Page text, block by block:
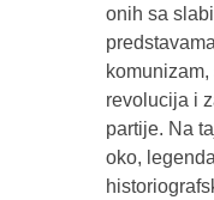
onih sa
revolucija i
partije. Na
oko,